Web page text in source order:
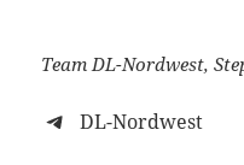
Team DL-Nordwest,
DL-Nordwest